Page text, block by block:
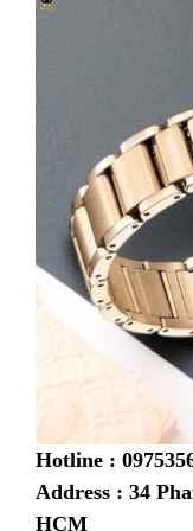
Hotline :
Address : 34
HCM